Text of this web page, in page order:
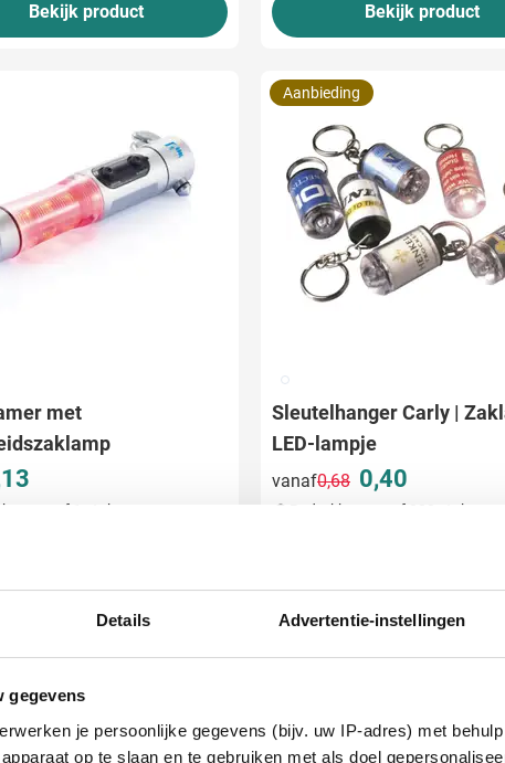
Details Advertentie-instellingen
gegevens
je persoonlijke gegevens (bijv. uw IP-adres) met
op te slaan en te gebruiken met als doel
Bekijk product Bekijk product
met
vanaf 1 stuks
Bekijk product
021
Sleutelhanger Carly |
LED-lampje
vanaf
Normale prijs
0,68 0,40
Aanbieding
Bedrukken vanaf 200 stuks
Bekijk product